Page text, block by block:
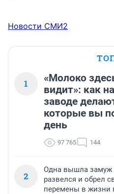
знакомству директор/
собирал.
Новости СМИ2
1
«Молоко
видит»: как
заводе
которые вы
день
97 765 144
2
Одна вышла замуж
развелся и обрел
перемены в жизни